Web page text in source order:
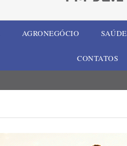
AGRONEGÓCIO SAÚDE
CONTATOS